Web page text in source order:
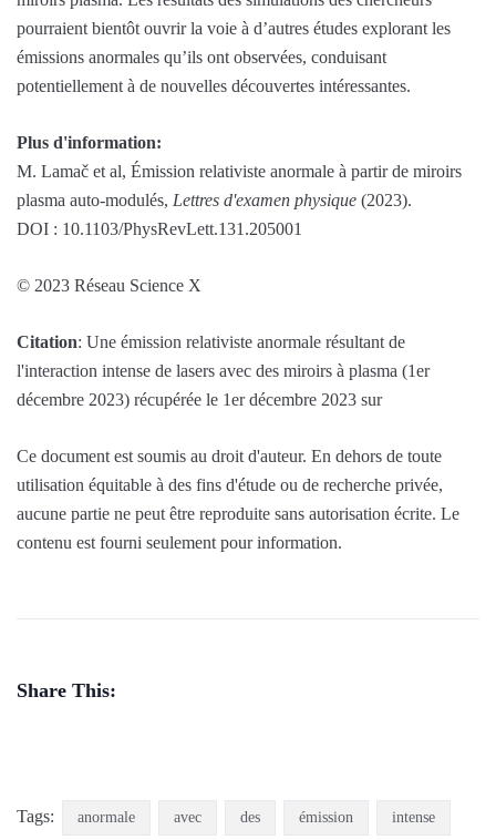
pourraient bientôt ouvrir la voie à d’autres études explorant les
émissions anormales qu’ils ont observées, conduisant
potentiellement à de nouvelles découvertes intéressantes.
Plus d'information:
M. Lamač et al, Émission relativiste anormale à partir de miroirs
plasma auto-modulés, Lettres d'examen physique (2023).
DOI : 10.1103/PhysRevLett.131.205001
© 2023 Réseau Science X
Citation: Une émission relativiste anormale résultant de
l'interaction intense de lasers avec des miroirs à plasma (1er
décembre 2023) récupérée le 1er décembre 2023 sur
Ce document est soumis au droit d'auteur. En dehors de toute
utilisation équitable à des fins d'étude ou de recherche privée,
aucune partie ne peut être reproduite sans autorisation écrite. Le
contenu est fourni seulement pour information.
Share This:
Tags: anormale avec des émission intense